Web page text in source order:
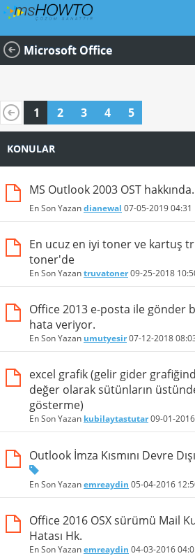
Microsoft Office
1 2 3 4 5
KONULAR
MS Outlook 2003 OST hakkında.
En Son Yazandianewal 07-05-201904:31
En ucuz en iyi toner ve kartuş
toner'de
En Son Yazantruvatoner09-25-2018
Office 2013 e-posta ile gönder
hata veriyor.
En Son Yazan umutyesir07-12-2018
excel grafik (gelir gider
değer olarak sütünların
gösterme)
En Son Yazan kubilaytastutar09-01-2016
Outlook İmza Kısmını Devre
En Son Yazanemreaydin 05-04-2016
Office 2016 OSX sürümü Mail
Hatası Hk.
En Son Yazanemreaydin 04-03-2016